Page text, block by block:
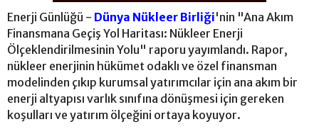
Enerji Günlüğü - Dünya Nükleer Birliği'nin "Ana Akım
Finansmana Geçiş Yol Haritası: Nükleer Enerji
Ölçeklendirilmesinin Yolu" raporu yayımlandı. Rapor,
nükleer enerjinin hükümet odaklı ve özel finansman
modelinden çıkıp kurumsal yatırımcılar için ana akım bir
enerji altyapısı varlık sınıfına dönüşmesi için gereken
koşulları ve yatırım ölçeğini ortaya koyuyor.